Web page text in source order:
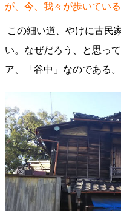
が、今、我々が歩いてい
この細い道、やけに古民
い。なぜだろう、と思っ
ア、「谷中」なのである。